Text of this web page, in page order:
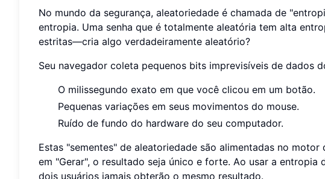
No mundo da segurança, aleatoriedade é chamada de
entropia. Uma senha que é totalmente aleatória tem alta
estritas—cria algo verdadeiramente aleatório?
Seu navegador coleta pequenos bits imprevisíveis de dados
O milissegundo exato em que você clicou em um botão.
Pequenas variações em seus movimentos do mouse.
Ruído de fundo do hardware do seu computador.
Estas "sementes" de aleatoriedade são alimentadas no
em "Gerar", o resultado seja único e forte. Ao usar a entropia
dois usuários jamais obterão o mesmo resultado.